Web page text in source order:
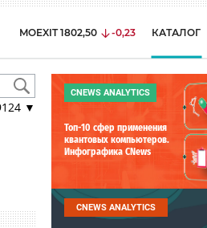
MOEXIT 1802,50 -0,23 КАТАЛОГ
▼
CNEWS ANALYTICS
Топ-10 сфер применения
квантовых компьютеров.
Инфографика CNews
CNEWS ANALYTICS